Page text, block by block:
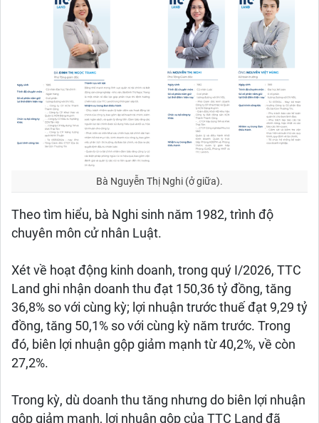
Bà Nguyễn Thị Nghi (ở giữa).
Theo tìm hiểu, bà Nghi sinh năm 1982, trình độ
chuyên môn cử nhân Luật.
Xét về hoạt động kinh doanh, trong quý I/2026, TTC
Land ghi nhận doanh thu đạt 150,36 tỷ đồng, tăng
36,8% so với cùng kỳ; lợi nhuận trước thuế đạt 9,29 tỷ
đồng, tăng 50,1% so với cùng kỳ năm trước. Trong
đó, biên lợi nhuận gộp giảm mạnh từ 40,2%, về còn
27,2%.
Trong kỳ, dù doanh thu tăng nhưng do biên lợi nhuận
gộp giảm mạnh, lợi nhuận gộp của TTC Land đã